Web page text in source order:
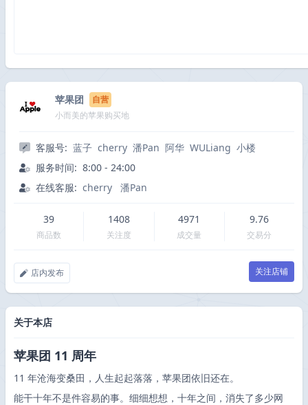
苹果团
自营
小而美的苹果购买地
客服号: 蓝子 cherry 潘Pan 阿华 WULiang 小楼
服务时间: 8:00 - 24:00
在线客服: cherry 潘Pan
39
商品数
1408
关注度
4971
成交量
9.76
交易分
店内发布 关注店铺
关于本店
苹果团 11 周年
11 年沧海变桑田，人生起起落落，苹果团依旧还在。
能干十年不是件容易的事。细细想想，十年之间，消失了多少网